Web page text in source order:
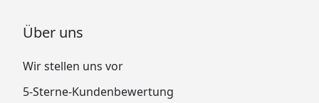
Über uns
Wir stellen uns vor
5-Sterne-Kundenbewertung